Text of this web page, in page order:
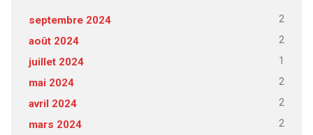
septembre 2024 2
août 2024 2
juillet 2024 1
mai 2024 2
avril 2024 2
mars 2024 2